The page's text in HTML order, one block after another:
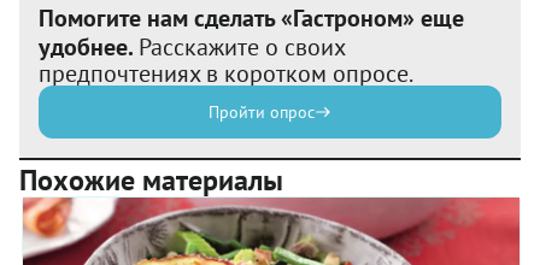
Помогите нам сделать «Гастроном» еще
удобнее. Расскажите о своих
предпочтениях в коротком опросе.
Пройти опрос
Похожие материалы